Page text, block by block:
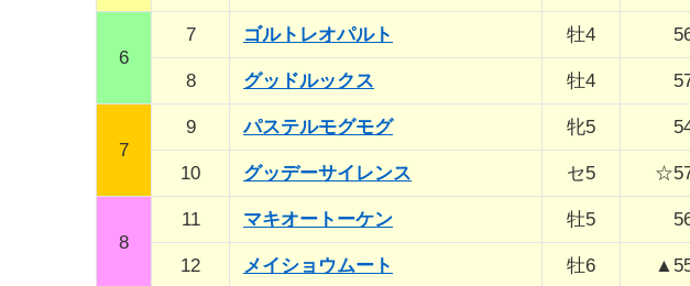
6
7 ゴルトレオパルト 牡4
8 グッドルックス 牡4
7
9 パステルモグモグ 牝5
10 グッデーサイレンス セ5
8
11 マキオートーケン 牡5
12 メイショウムート 牡6